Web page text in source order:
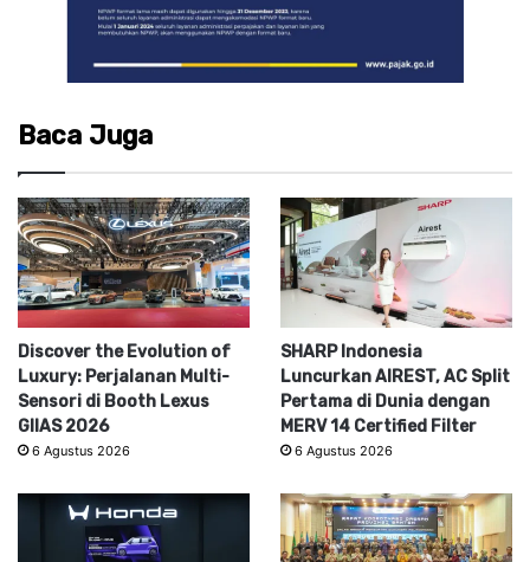
Baca Juga
Discover the Evolution of
Luxury: Perjalanan Multi-
Sensori di Booth Lexus
GIIAS 2026
6 Agustus 2026
SHARP Indonesia
Luncurkan AIREST, AC Split
Pertama di Dunia dengan
MERV 14 Certified Filter
6 Agustus 2026